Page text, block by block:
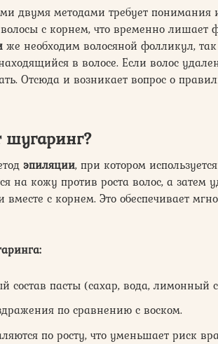
двумя методами требует понимания
с корнем, что временно лишает
же необходим волосяной фолликул,
в волосе. Если волос
Отсюда и возникает вопрос о
шугаринг?
эпиляции, при котором
на кожу против роста волос, а затем
вместе с корнем. Это обеспечивает
состав пасты (сахар, вода, лимонный
по сравнению с воском.
по росту, что уменьшает риск